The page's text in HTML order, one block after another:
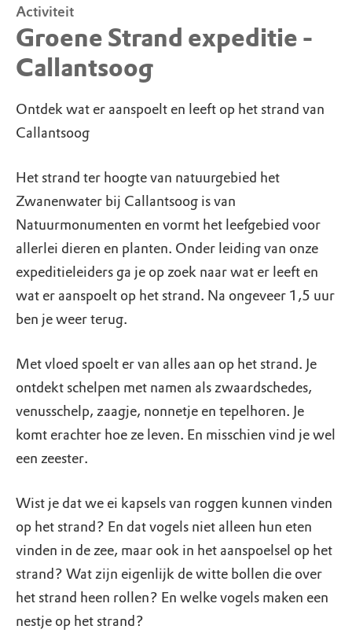
Activiteit
Groene Strand expeditie -
Callantsoog
Ontdek wat er aanspoelt en leeft op het strand van
Callantsoog
Het strand ter hoogte van natuurgebied het
Zwanenwater bij Callantsoog is van
Natuurmonumenten en vormt het leefgebied voor
allerlei dieren en planten. Onder leiding van onze
expeditieleiders ga je op zoek naar wat er leeft en
wat er aanspoelt op het strand. Na ongeveer 1,5 uur
ben je weer terug.
Met vloed spoelt er van alles aan op het strand. Je
ontdekt schelpen met namen als zwaardschedes,
venusschelp, zaagje, nonnetje en tepelhoren. Je
komt erachter hoe ze leven. En misschien vind je wel
een zeester.
Wist je dat we ei kapsels van roggen kunnen vinden
op het strand? En dat vogels niet alleen hun eten
vinden in de zee, maar ook in het aanspoelsel op het
strand? Wat zijn eigenlijk de witte bollen die over
het strand heen rollen? En welke vogels maken een
nestje op het strand?